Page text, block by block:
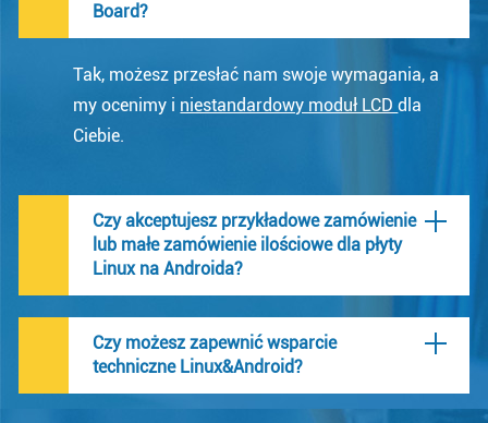
Board?
Tak, możesz przesłać nam swoje wymagania, a
my ocenimy i niestandardowy moduł LCDdla
Ciebie.
Czy akceptujesz przykładowe zamówienie
lub małe zamówienie ilościowe dla płyty
Linux na Androida?
Czy możesz zapewnić wsparcie
techniczne Linux&Android?